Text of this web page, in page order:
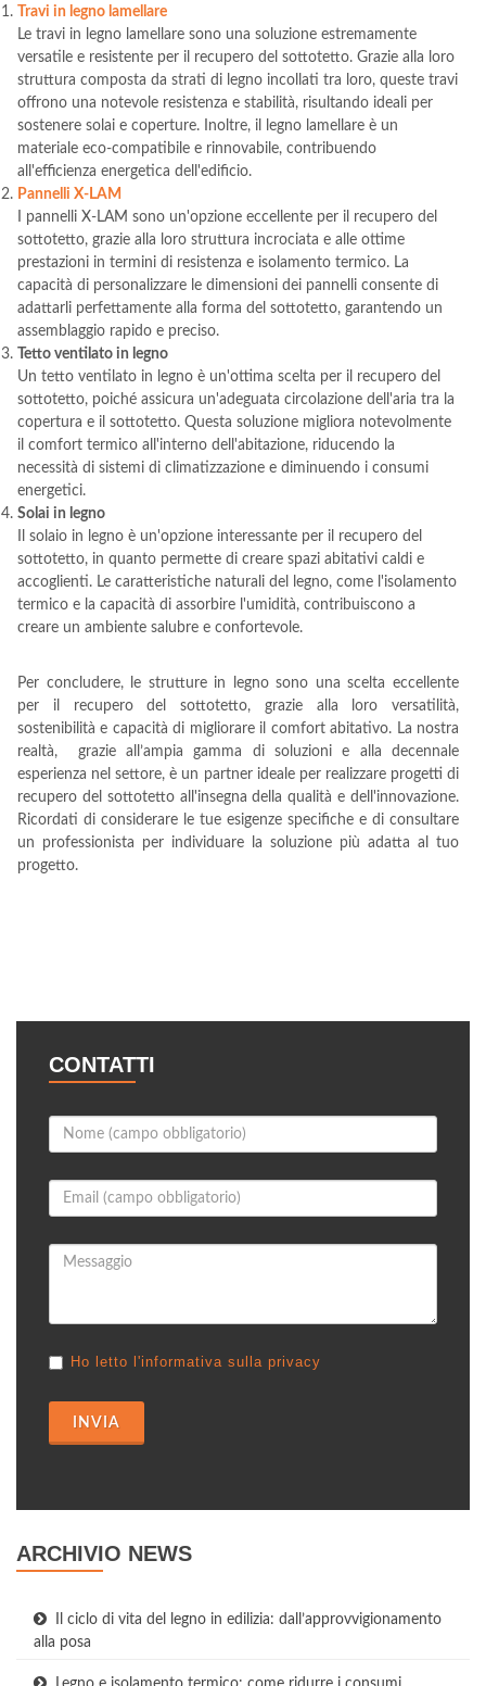
Travi in legno lamellare
Le travi in legno lamellare sono una soluzione estremamente
versatile e resistente per il recupero del sottotetto. Grazie alla loro
struttura composta da strati di legno incollati tra loro, queste travi
offrono una notevole resistenza e stabilità, risultando ideali per
sostenere solai e coperture. Inoltre, il legno lamellare è un
materiale eco-compatibile e rinnovabile, contribuendo
all'efficienza energetica dell'edificio.
Pannelli X-LAM
I pannelli X-LAM sono un'opzione eccellente per il recupero del
sottotetto, grazie alla loro struttura incrociata e alle ottime
prestazioni in termini di resistenza e isolamento termico. La
capacità di personalizzare le dimensioni dei pannelli consente di
adattarli perfettamente alla forma del sottotetto, garantendo un
assemblaggio rapido e preciso.
Tetto ventilato in legno
Un tetto ventilato in legno è un'ottima scelta per il recupero del
sottotetto, poiché assicura un'adeguata circolazione dell'aria tra la
copertura e il sottotetto. Questa soluzione migliora notevolmente
il comfort termico all'interno dell'abitazione, riducendo la
necessità di sistemi di climatizzazione e diminuendo i consumi
energetici.
Solai in legno
Il solaio in legno è un'opzione interessante per il recupero del
sottotetto, in quanto permette di creare spazi abitativi caldi e
accoglienti. Le caratteristiche naturali del legno, come l'isolamento
termico e la capacità di assorbire l'umidità, contribuiscono a
creare un ambiente salubre e confortevole.
Per concludere, le strutture in legno sono una scelta eccellente
per il recupero del sottotetto, grazie alla loro versatilità,
sostenibilità e capacità di migliorare il comfort abitativo. La nostra
realtà, grazie all’ampia gamma di soluzioni e alla decennale
esperienza nel settore, è un partner ideale per realizzare progetti di
recupero del sottotetto all'insegna della qualità e dell'innovazione.
Ricordati di considerare le tue esigenze specifiche e di consultare
un professionista per individuare la soluzione più adatta al tuo
progetto.
CONTATTI
Ho letto l'informativa sulla privacy
INVIA
ARCHIVIO NEWS
Il ciclo di vita del legno in edilizia: dall’approvvigionamento
alla posa